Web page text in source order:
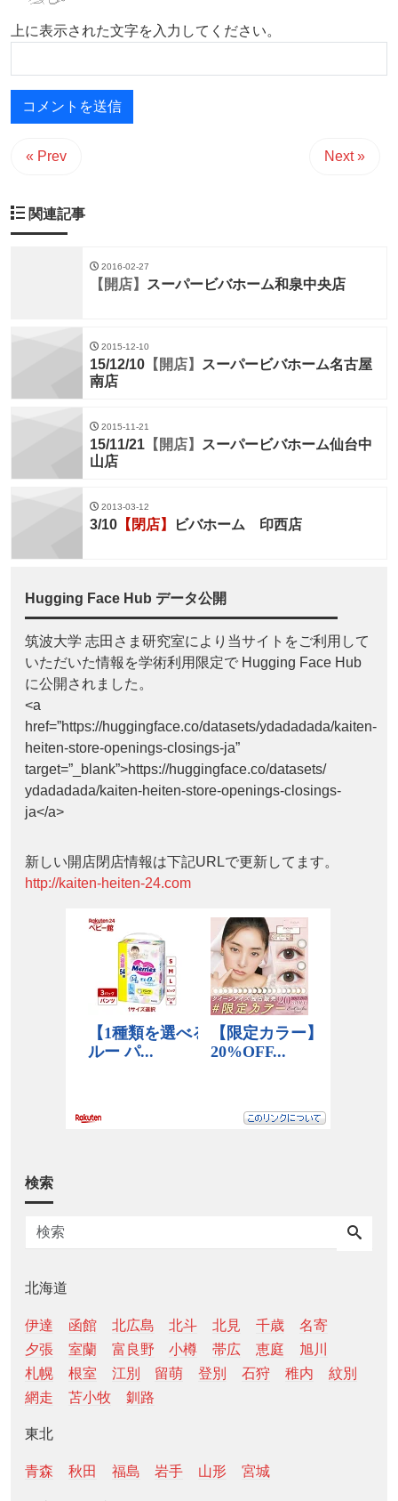
上に表示された文字を入力してください。
« Prev Next »
関連記事
2016-02-27
【開店】 スーパービバホーム和泉中央店
2015-12-10
15/12/10 【開店】 スーパービバホーム名古屋
南店
2015-11-21
15/11/21 【開店】 スーパービバホーム仙台中
山店
2013-03-12
3/10 【閉店】 ビバホーム 印西店
Hugging Face Hub データ公開
筑波大学 志田さま研究室により当サイトをご利用して
いただいた情報を学術利用限定で Hugging Face Hub
に公開されました。
<a
href=”https://huggingface.co/datasets/ydadadada/kaiten-
heiten-store-openings-closings-ja”
target=”_blank”>https://huggingface.co/datasets/
ydadadada/kaiten-heiten-store-openings-closings-
ja</a>
新しい開店閉店情報は下記URLで更新してます。
http://kaiten-heiten-24.com
検索
北海道
伊達 函館 北広島 北斗 北見 千歳
名寄
夕張
室蘭 富良野 小樽 帯広 恵庭
旭川
札幌
根室 江別 留萌 登別 石狩 稚内
紋別
網走
苫小牧 釧路
東北
青森 秋田 福島 岩手 山形 宮城